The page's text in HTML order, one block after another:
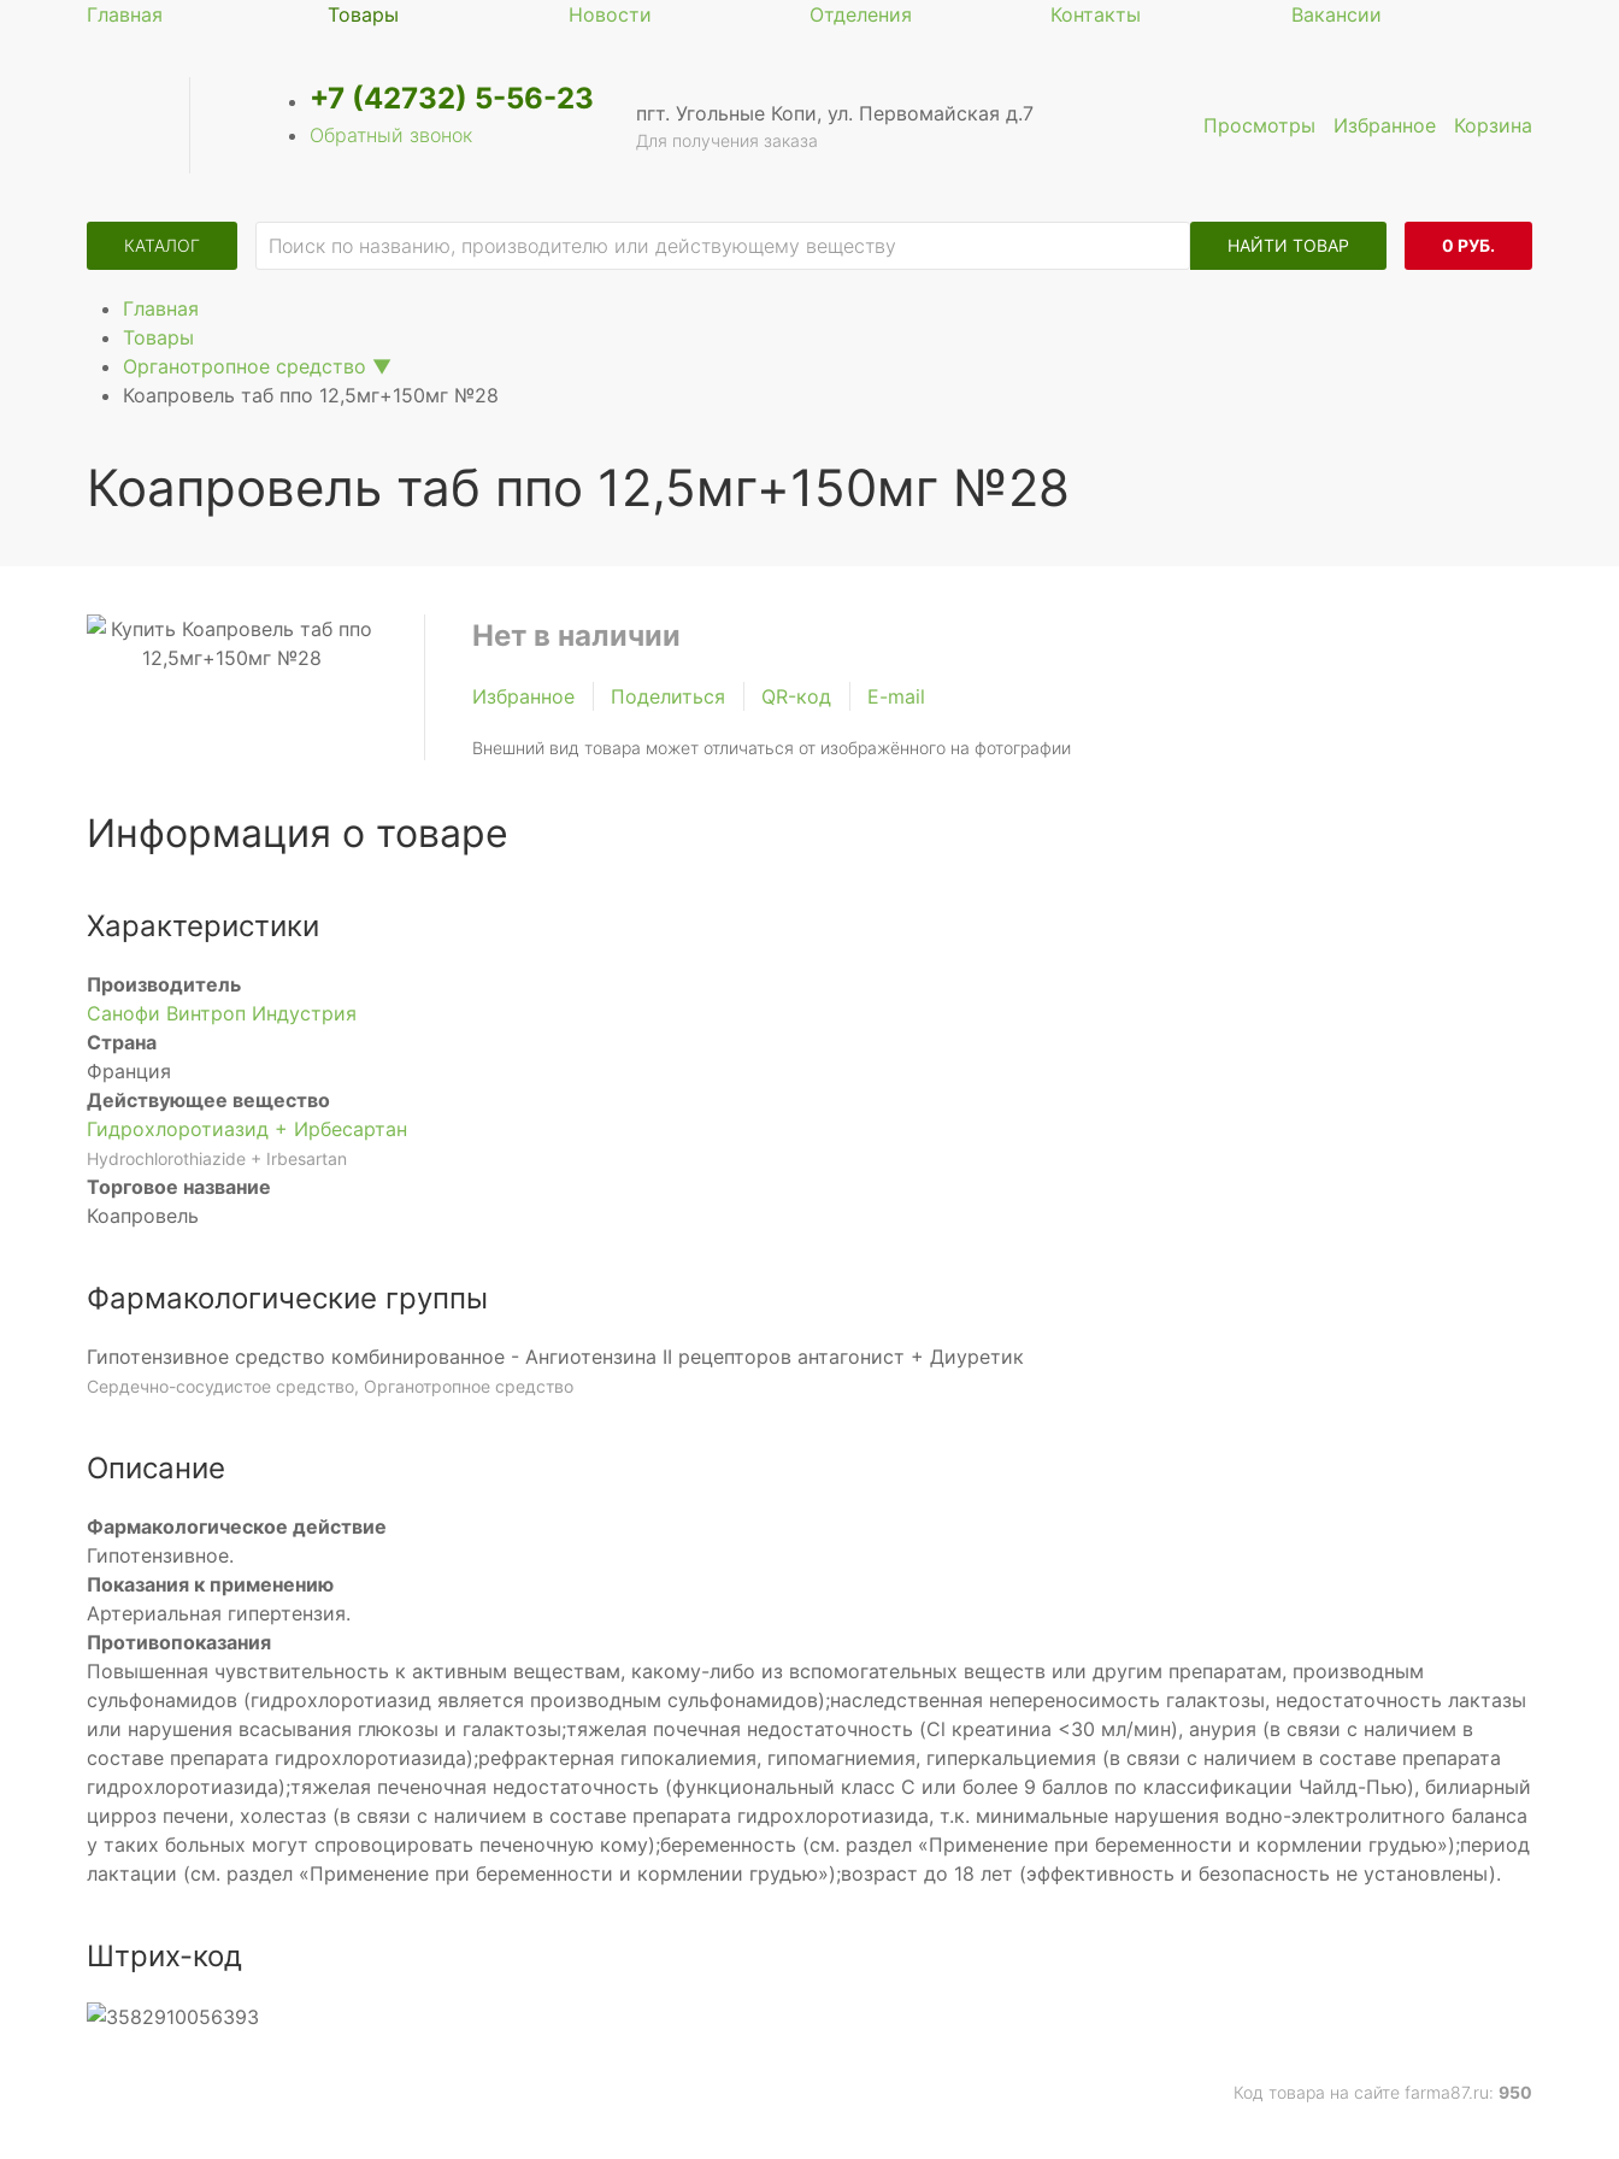
Главная Товары Новости Отделения Контакты Вакансии
+7 (42732) 5-56-23
Обратный звонок
пгт. Угольные Копи, ул. Первомайская д.7
Для получения заказа
Просмотры Избранное Корзина
КАТАЛОГ НАЙТИ ТОВАР 0 РУБ.
Главная
Товары
Органотропное средство ▼
Коапровель таб ппо 12,5мг+150мг №28
Коапровель таб ппо 12,5мг+150мг №28
Нет в наличии
Избранное Поделиться QR-код E-mail
Внешний вид товара может отличаться от изображённого на фотографии
Информация о товаре
Характеристики
Производитель
Санофи Винтроп Индустрия
Страна
Франция
Действующее вещество
Гидрохлоротиазид + Ирбесартан
Hydrochlorothiazide + Irbesartan
Торговое название
Коапровель
Фармакологические группы
Гипотензивное средство комбинированное - Ангиотензина II рецепторов антагонист + Диуретик
Сердечно-сосудистое средство, Органотропное средство
Описание
Фармакологическое действие
Гипотензивное.
Показания к применению
Артериальная гипертензия.
Противопоказания
Повышенная чувствительность к активным веществам, какому-либо из вспомогательных веществ или другим препаратам, производным
сульфонамидов (гидрохлоротиазид является производным сульфонамидов);наследственная непереносимость галактозы, недостаточность лактазы
или нарушения всасывания глюкозы и галактозы;тяжелая почечная недостаточность (Cl креатиниа <30 мл/мин), анурия (в связи с наличием в
составе препарата гидрохлоротиазида);рефрактерная гипокалиемия, гипомагниемия, гиперкальциемия (в связи с наличием в составе препарата
гидрохлоротиазида);тяжелая печеночная недостаточность (функциональный класс С или более 9 баллов по классификации Чайлд-Пью), билиарный
цирроз печени, холестаз (в связи с наличием в составе препарата гидрохлоротиазида, т.к. минимальные нарушения водно-электролитного баланса
у таких больных могут спровоцировать печеночную кому);беременность (см. раздел «Применение при беременности и кормлении грудью»);период
лактации (см. раздел «Применение при беременности и кормлении грудью»);возраст до 18 лет (эффективность и безопасность не установлены).
Штрих-код
Код товара на сайте farma87.ru: 950